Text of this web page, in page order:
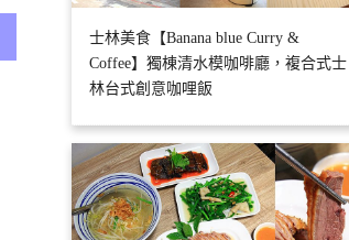
士林美食【Banana blue Curry &
Coffee】獨棟清水模咖啡廳，複合式士
林台式創意咖哩飯